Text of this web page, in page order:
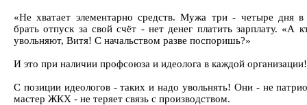
«Не хватает элементарно средств. Мужа три - четыре дня в
брать отпуск за свой счёт - нет денег платить зарплату. «А
увольняют, Витя! С начальством разве поспоришь?»
И это при наличии профсоюза и идеолога в каждой организации!
С позиции идеологов - таких и надо увольнять! Они - не
мастер ЖКХ - не теряет связь с производством.